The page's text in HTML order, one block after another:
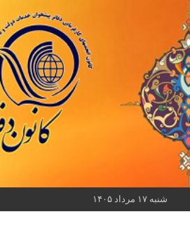
به
محتوا
بروید
شنبه ۱۷ مرداد ۱۴۰۵